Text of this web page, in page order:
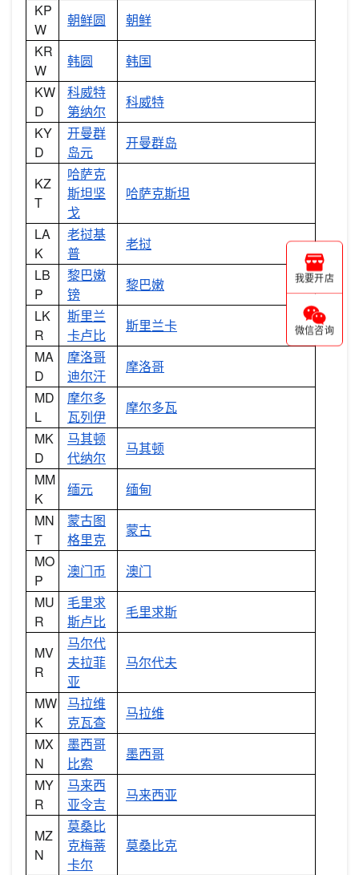
KP
W
朝鲜圆
朝鲜
KR
W
韩圆
韩国
KW
D
科威特
第纳尔
科威特
KY
D
开曼群
岛元
开曼群岛
KZ
T
哈萨克
斯坦坚
戈
哈萨克斯坦
LA
K
老挝基
普
老挝
LB
P
黎巴嫩
镑
黎巴嫩
LK
R
斯里兰
卡卢比
斯里兰卡
MA
D
摩洛哥
迪尔汗
摩洛哥
MD
L
摩尔多
瓦列伊
摩尔多瓦
MK
D
马其顿
代纳尔
马其顿
MM
K
缅元
缅甸
MN
T
蒙古图
格里克
蒙古
MO
P
澳门币
澳门
MU
R
毛里求
斯卢比
毛里求斯
MV
R
马尔代
夫拉菲
亚
马尔代夫
MW
K
马拉维
克瓦查
马拉维
MX
N
墨西哥
比索
墨西哥
MY
R
马来西
亚令吉
马来西亚
MZ
N
莫桑比
克梅蒂
卡尔
莫桑比克
我要开店
微信咨询